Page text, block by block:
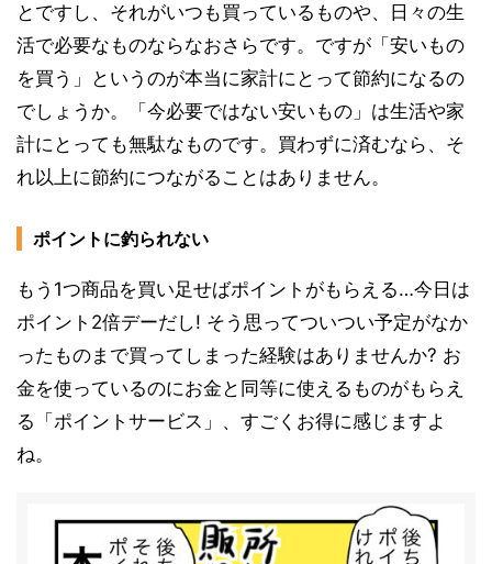
とですし、それがいつも買っているものや、日々の生
活で必要なものならなおさらです。ですが「安いもの
を買う」というのが本当に家計にとって節約になるの
でしょうか。「今必要ではない安いもの」は生活や家
計にとっても無駄なものです。買わずに済むなら、そ
れ以上に節約につながることはありません。
ポイントに釣られない
もう1つ商品を買い足せばポイントがもらえる…今日は
ポイント2倍デーだし! そう思ってついつい予定がなか
ったものまで買ってしまった経験はありませんか? お
金を使っているのにお金と同等に使えるものがもらえ
る「ポイントサービス」、すごくお得に感じますよ
ね。